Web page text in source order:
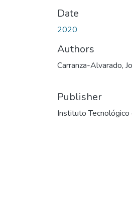
Date
2020
Authors
Carranza-Alvarado,
Publisher
Instituto Tecnológico